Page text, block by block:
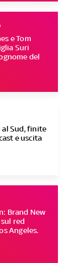
e Tom
Suri
del
Sud, finite
e uscita
Brand New
sul red
Angeles.